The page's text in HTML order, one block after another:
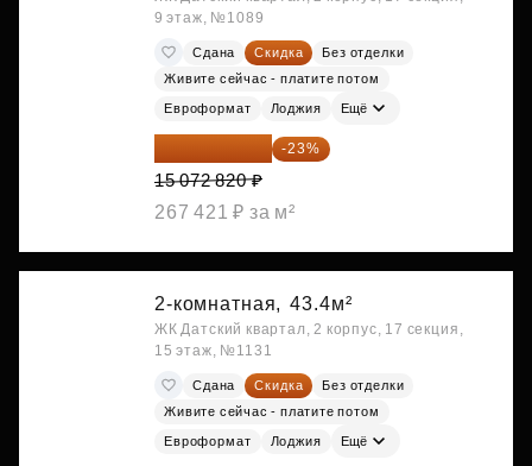
9 этаж, №1089
Сдана Скидка
Без отделки
Живите сейчас - платите потом
Евроформат Лоджия Ещё
11 606 071 ₽ -23%
15 072 820 ₽
267 421 ₽ за м²
2-комнатная, 43.4м²
ЖК Датский квартал, 2 корпус, 17 секция,
15 этаж, №1131
Сдана Скидка
Без отделки
Живите сейчас - платите потом
Евроформат Лоджия Ещё